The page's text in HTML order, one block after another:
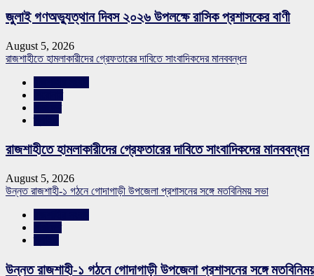
জুলাই গণঅভ্যুত্থান দিবস ২০২৬ উপলক্ষে রাসিক প্রশাসকের বাণী
August 5, 2026
রাজশাহীতে হামলাকারীদের গ্রেফতারের দাবিতে সাংবাদিকদের মানববন্ধন
রাজশাহীতে হামলাকারীদের গ্রেফতারের দাবিতে সাংবাদিকদের মানববন্ধন
August 5, 2026
উন্নত রাজশাহী-১ গঠনে গোদাগাড়ী উপজেলা প্রশাসনের সঙ্গে মতবিনিময় সভা
উন্নত রাজশাহী-১ গঠনে গোদাগাড়ী উপজেলা প্রশাসনের সঙ্গে